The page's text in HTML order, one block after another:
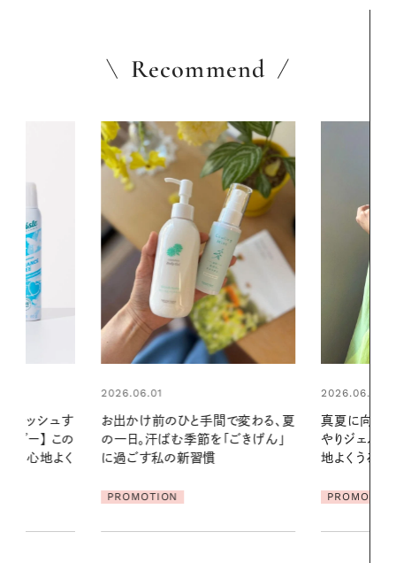
Recommend
変わる、夏
ごきげん」
2026.06.01
真夏に向けて、ハーブが香るひん
やりジェルと出合う。暑い季節に心
地よくうるおう、軽やかなボディケ
PROMOTION
2026.07.21
リーとの重